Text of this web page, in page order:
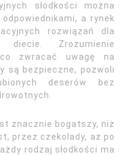
słodkości można
a rynek
rozwiązań dla
Zrozumienie
zwracać uwagę na
są bezpieczne, pozwoli
deserów bez
znacznie bogatszy, niż
przez czekolady, aż po
rodzaj słodkości ma